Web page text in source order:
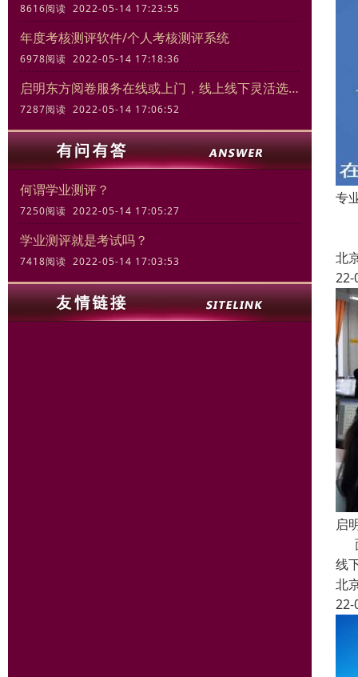
8616阅读 2022-05-14 17:23:55
年度考核测评软件/个人考核测评系统
6978阅读 2022-05-14 17:18:36
启明东方阅卷服务在线或上门，线上线下灵活选择
7287阅读 2022-05-14 17:06:52
何谓学业测评？
7250阅读 2022-05-14 17:05:27
学业测评就是考试吗？
7418阅读 2022-05-14 17:03:53
专
北
22-
启
线
北
22-